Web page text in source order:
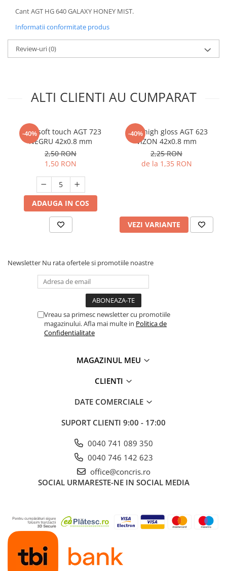
Cant AGT HG 640 GALAXY HONEY MIST.
Informatii conformitate produs
Review-uri(0)
ALTI CLIENTI AU CUMPARAT
-40%
Cant soft touch AGT 723
NEGRU 42x0.8 mm
2,50 RON
1,50 RON
ADAUGA IN COS
-40%
Cant high gloss AGT 623
VIZON 42x0.8 mm
2,25 RON
de la 1,35 RON
VEZI VARIANTE
Newsletter Nu rata ofertele si promotiile noastre
Vreau sa primesc newsletter cu promotiile
magazinului. Afla mai multe in Politica de
Confidentialitate
MAGAZINUL MEU
CLIENTI
DATE COMERCIALE
SUPORT CLIENTI 9:00 - 17:00
0040 741 089 350
0040 746 142 623
office@concris.ro
SOCIAL URMARESTE-NE IN SOCIAL MEDIA